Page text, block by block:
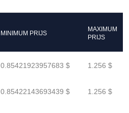
MINIMUM PRIJS
MAXIMUM
PRIJS
0.85421923957683 $ 1.256 $
0.85422143693439 $ 1.256 $